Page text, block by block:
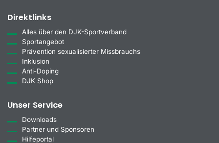
Direktlinks
Alles über den DJK-Sportverband
Sportangebot
Prävention sexualisierter Missbrauchs
Inklusion
Anti-Doping
DJK Shop
Unser Service
Downloads
Partner und Sponsoren
Hilfeportal